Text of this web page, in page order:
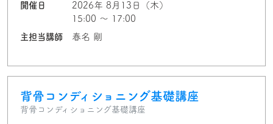
開催日
2026年 8月13日（木）
15:00 〜 17:00
主担当講師
春名 剛
背骨コンディショニング基礎講座
背骨コンディショニング基礎講座